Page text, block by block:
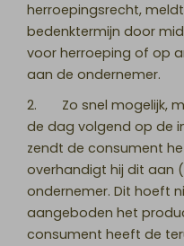
herroepingsrecht,
bedenktermijn door
voor herroeping of op
aan de ondernemer.
2. Zo snel mogelijk,
de dag volgend op de
zendt de consument
overhandigt hij dit aan
ondernemer. Dit hoeft
aangeboden het
consument heeft de